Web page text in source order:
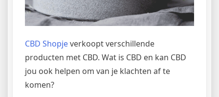
CBD Shopjeverkoopt verschillende
producten met CBD. Wat is CBD en kan CBD
jou ook helpen om van je klachten af te
komen?